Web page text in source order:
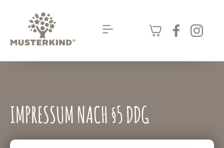
Menu
IMPRESSUM NACH §5 DDG